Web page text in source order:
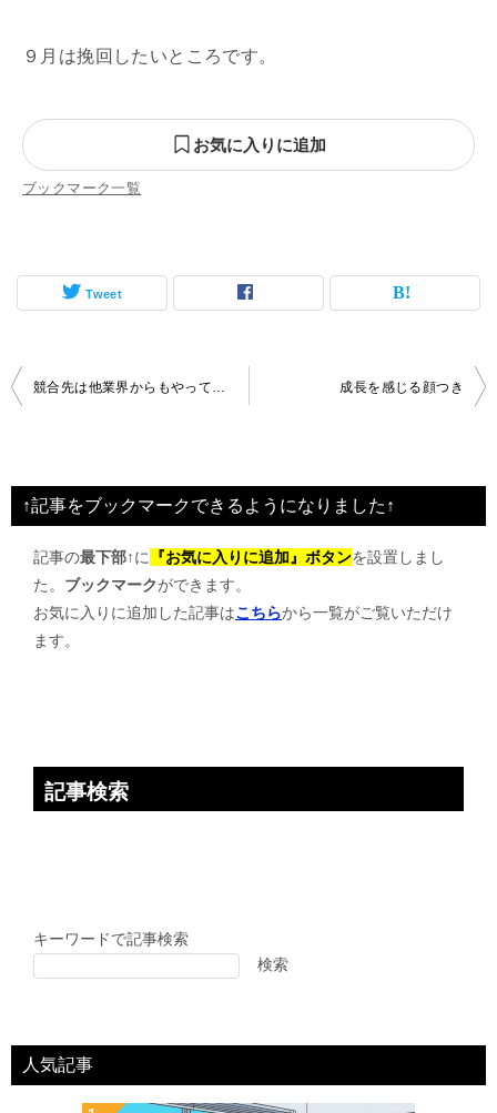
９月は挽回したいところです。
お気に入りに追加
ブックマーク一覧
Tweet
投
ビ
ゲ
成長を感じる顔つき
↑記事をブックマークできるようになりました↑
記事の最下部↑に 『お気に入りに追加』ボタンを設置しまし
た。 ブックマークができます。
お気に入りに追加した記事はこちらから一覧がご覧いただけ
ます。
記事検索
キーワードで記事検索
検索
人気記事